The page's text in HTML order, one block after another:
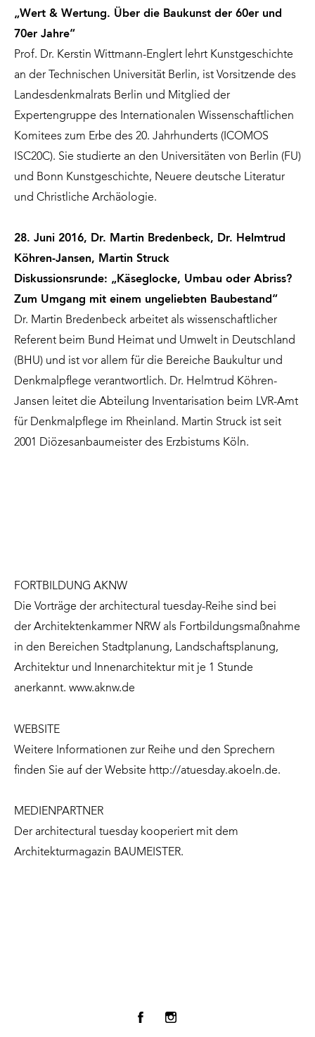
„Wert & Wertung. Über die Baukunst der 60er und
70er Jahre“
Prof. Dr. Kerstin Wittmann-Englert lehrt Kunstgeschichte
an der Technischen Universität Berlin, ist Vorsitzende des
Landesdenkmalrats Berlin und Mitglied der
Expertengruppe des Internationalen Wissenschaftlichen
Komitees zum Erbe des 20. Jahrhunderts (ICOMOS
ISC20C). Sie studierte an den Universitäten von Berlin (FU)
und Bonn Kunstgeschichte, Neuere deutsche Literatur
und Christliche Archäologie.
28. Juni 2016, Dr. Martin Bredenbeck, Dr. Helmtrud
Köhren-Jansen, Martin Struck
Diskussionsrunde: „Käseglocke, Umbau oder Abriss?
Zum Umgang mit einem ungeliebten Baubestand“
Dr. Martin Bredenbeck arbeitet als wissenschaftlicher
Referent beim Bund Heimat und Umwelt in Deutschland
(BHU) und ist vor allem für die Bereiche Baukultur und
Denkmalpflege verantwortlich. Dr. Helmtrud Köhren-
Jansen leitet die Abteilung Inventarisation beim LVR-Amt
für Denkmalpflege im Rheinland. Martin Struck ist seit
2001 Diözesanbaumeister des Erzbistums Köln.
FORTBILDUNG AKNW
Die Vorträge der architectural tuesday-Reihe sind bei
der Architektenkammer NRW als Fortbildungsmaßnahme
in den Bereichen Stadtplanung, Landschaftsplanung,
Architektur und Innenarchitektur mit je 1 Stunde
anerkannt. www.aknw.de
WEBSITE
Weitere Informationen zur Reihe und den Sprechern
finden Sie auf der Website http://atuesday.akoeln.de.
MEDIENPARTNER
Der architectural tuesday kooperiert mit dem
Architekturmagazin BAUMEISTER.